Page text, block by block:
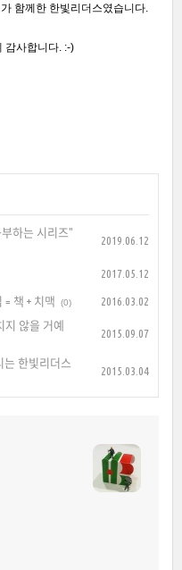
함께한 한빛리더스였습니다.
감사합니다. :-)
하는 시리즈"
2019.06.12
2017.05.12
책 + 치맥 (0)
2016.03.02
않을 거예
2015.09.07
는 한빛리더스
2015.03.04